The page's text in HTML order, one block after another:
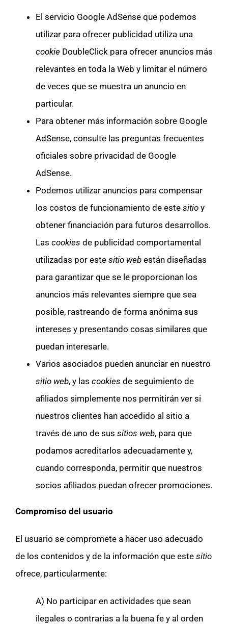
El servicio Google AdSense que podemos
utilizar para ofrecer publicidad utiliza una
cookie DoubleClick para ofrecer anuncios más
relevantes en toda la Web y limitar el número
de veces que se muestra un anuncio en
particular.
Para obtener más información sobre Google
AdSense, consulte las preguntas frecuentes
oficiales sobre privacidad de Google
AdSense.
Podemos utilizar anuncios para compensar
los costos de funcionamiento de este sitioy
obtener financiación para futuros desarrollos.
Las cookies de publicidad comportamental
utilizadas por este sitio web están diseñadas
para garantizar que se le proporcionan los
anuncios más relevantes siempre que sea
posible, rastreando de forma anónima sus
intereses y presentando cosas similares que
puedan interesarle.
Varios asociados pueden anunciar en nuestro
sitio web, y las cookies de seguimiento de
afiliados simplemente nos permitirán ver si
nuestros clientes han accedido al sitio a
través de uno de sus sitios web, para que
podamos acreditarlos adecuadamente y,
cuando corresponda, permitir que nuestros
socios afiliados puedan ofrecer promociones.
Compromiso del usuario
El usuario se compromete a hacer uso adecuado
de los contenidos y de la información que este sitio
ofrece, particularmente:
A) No participar en actividades que sean
ilegales o contrarias a la buena fe y al orden